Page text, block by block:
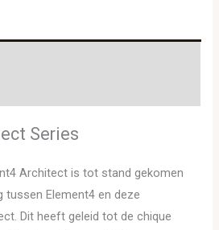
Series
Architect is tot stand gekomen
tussen Element4 en deze
Dit heeft geleid tot de chique